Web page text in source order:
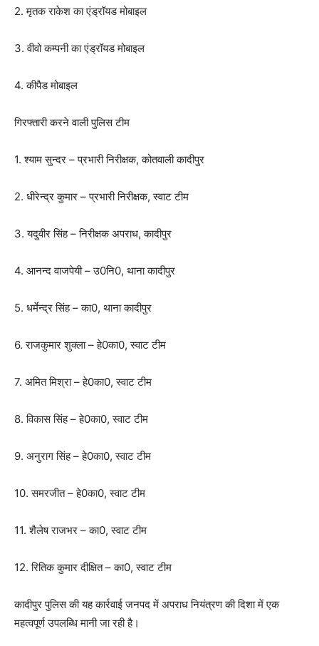
2. मृतक राकेश का एंड्रॉयड मोबाइल
3. वीवो कम्पनी का एंड्रॉयड मोबाइल
4. कीपैड मोबाइल
गिरफ्तारी करने वाली पुलिस टीम
1. श्याम सुन्दर – प्रभारी निरीक्षक, कोतवाली कादीपुर
2. धीरेन्द्र कुमार – प्रभारी निरीक्षक, स्वाट टीम
3. यदुवीर सिंह – निरीक्षक अपराध, कादीपुर
4. आनन्द वाजपेयी – उ0नि0, थाना कादीपुर
5. धर्मेन्द्र सिंह – का0, थाना कादीपुर
6. राजकुमार शुक्ला – हे0का0, स्वाट टीम
7. अमित मिश्रा – हे0का0, स्वाट टीम
8. विकास सिंह – हे0का0, स्वाट टीम
9. अनुराग सिंह – हे0का0, स्वाट टीम
10. समरजीत – हे0का0, स्वाट टीम
11. शैलेष राजभर – का0, स्वाट टीम
12. रितिक कुमार दीक्षित – का0, स्वाट टीम
कादीपुर पुलिस की यह कार्रवाई जनपद में अपराध नियंत्रण की दिशा में एक
महत्वपूर्ण उपलब्धि मानी जा रही है।